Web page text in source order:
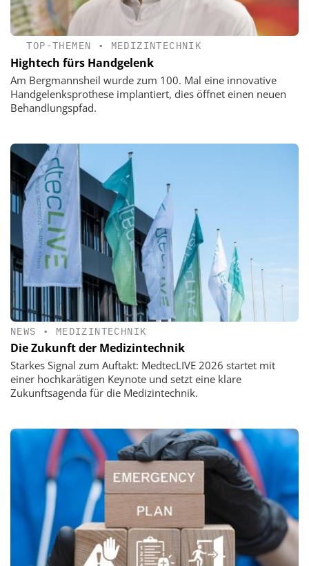
TOP-THEMEN • MEDIZINTECHNIK
Hightech fürs Handgelenk
Am Bergmannsheil wurde zum 100. Mal eine innovative
Handgelenksprothese implantiert, dies öffnet einen neuen
Behandlungspfad.
NEWS • MEDIZINTECHNIK
Die Zukunft der Medizintechnik
Starkes Signal zum Auftakt: MedtecLIVE 2026 startet mit
einer hochkarätigen Keynote und setzt eine klare
Zukunftsagenda für die Medizintechnik.